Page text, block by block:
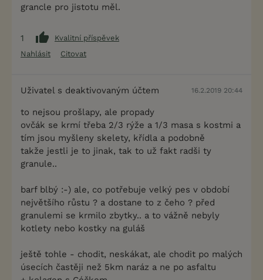
grancle pro jistotu měl.
1
Kvalitní příspěvek
Nahlásit
Citovat
Uživatel s deaktivovaným účtem 16.2.2019 20:44
to nejsou prošlapy, ale propady
ovčák se krmí třeba 2/3 rýže a 1/3 masa s kostmi a
tím jsou myšleny skelety, křídla a podobně
takže jestli je to jinak, tak to už fakt radši ty
granule..
barf blbý :-) ale, co potřebuje velký pes v období
největšího růstu ? a dostane to z čeho ? před
granulemi se krmilo zbytky.. a to vážně nebyly
kotlety nebo kostky na guláš
ještě tohle - chodit, neskákat, ale chodit po malých
úsecích častěji než 5km naráz a ne po asfaltu